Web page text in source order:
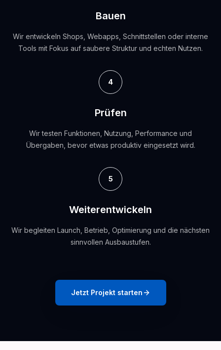
Bauen
Wir entwickeln Shops, Webapps, Schnittstellen oder interne
Tools mit Fokus auf saubere Struktur und echten Nutzen.
4
Prüfen
Wir testen Funktionen, Nutzung, Performance und
Übergaben, bevor etwas produktiv eingesetzt wird.
5
Weiterentwickeln
Wir begleiten Launch, Betrieb, Optimierung und die nächsten
sinnvollen Ausbaustufen.
Jetzt Projekt starten